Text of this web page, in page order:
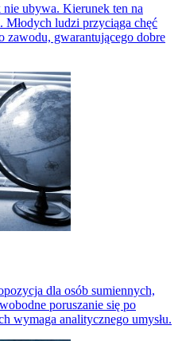
ubywa. Kierunek ten na
ludzi przyciąga chęć
zawodu, gwarantującego dobre
dla osób sumiennych,
poruszanie się po
wymaga analitycznego umysłu.